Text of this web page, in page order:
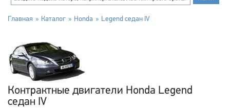
Главная Каталог Honda Legend седан IV
Контрактные двигатели Honda Legend
седан IV